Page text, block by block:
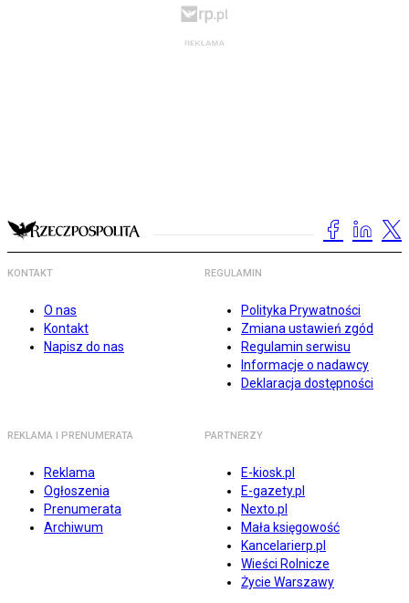
KONTAKT
O nas
Kontakt
Napisz do nas
REGULAMIN
Polityka Prywatności
Zmiana ustawień zgód
Regulamin serwisu
Informacje o nadawcy
Deklaracja dostępności
REKLAMA I PRENUMERATA
Reklama
Ogłoszenia
Prenumerata
Archiwum
PARTNERZY
E-kiosk.pl
E-gazety.pl
Nexto.pl
Mała księgowość
Kancelarierp.pl
Wieści Rolnicze
Życie Warszawy